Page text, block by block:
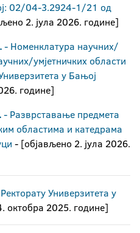
02/04-3.2924-1/21 од
2. јула 2026. године]
- Номенклатура научних/
умјетничких области
у Бањој
године]
- Разврставање предмета
областима и катедрамa
- [објављено 2. јула 2026.
Универзитета у
октобра 2025. године]